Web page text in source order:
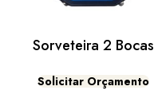
Sorveteira 2 Bocas
Solicitar Orçamento